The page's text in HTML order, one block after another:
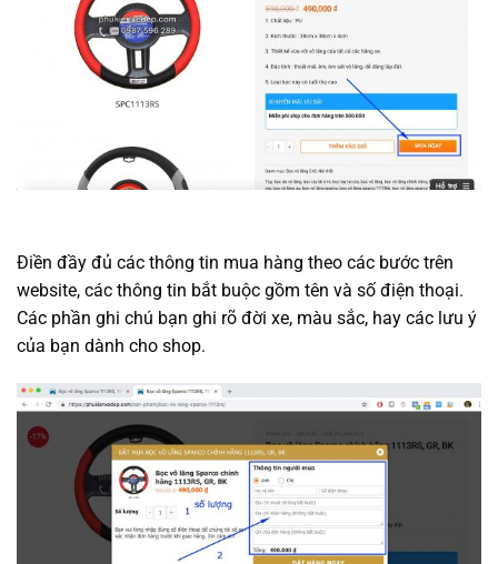
Điền đầy đủ các thông tin mua hàng theo các bước trên
website, các thông tin bắt buộc gồm tên và số điện thoại.
Các phần ghi chú bạn ghi rõ đời xe, màu sắc, hay các lưu ý
của bạn dành cho shop.